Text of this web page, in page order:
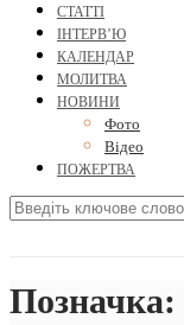
СТАТТІ
ІНТЕРВ’Ю
КАЛЕНДАР
МОЛИТВА
НОВИНИ
Фото
Відео
ПОЖЕРТВА
Позначка: